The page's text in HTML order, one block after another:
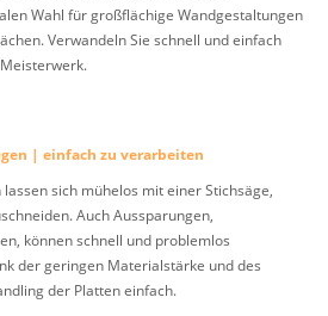
Wahl für großflächige Wandgestaltungen
Verwandeln Sie schnell und einfach
| einfach zu verarbeiten
sich mühelos mit einer Stichsäge,
Auch Aussparungen,
können schnell und problemlos
der geringen Materialstärke und des
der Platten einfach.